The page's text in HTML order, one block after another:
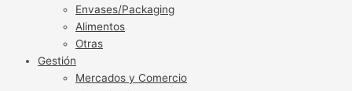
Envases/Packaging
Alimentos
Otras
Gestión
Mercados y Comercio